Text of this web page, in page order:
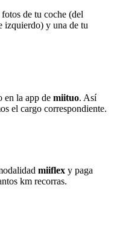
de tu coche (del
izquierdo) y una de tu
en la app de miituo. Así
el cargo correspondiente.
miiflex y paga
km recorras.